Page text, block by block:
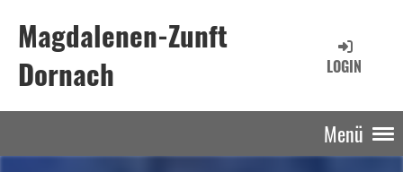
Magdalenen-Zunft
Dornach
LOGIN
Menü